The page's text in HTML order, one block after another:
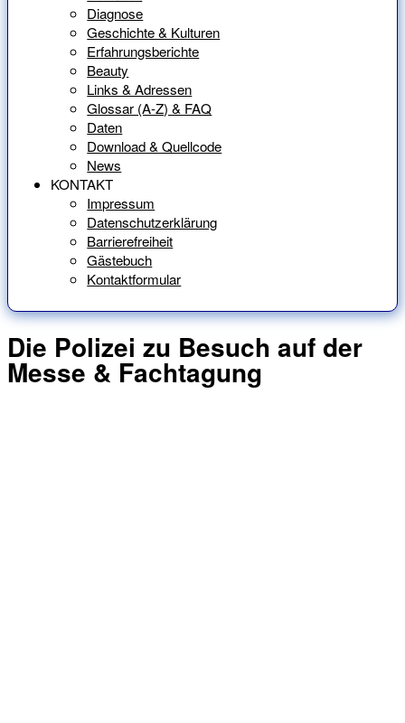
Diagnose
Geschichte & Kulturen
Erfahrungsberichte
Beauty
Links & Adressen
Glossar (A-Z) & FAQ
Daten
Download & Quellcode
News
KONTAKT
Impressum
Datenschutzerklärung
Barrierefreiheit
Gästebuch
Kontaktformular
Die Polizei zu Besuch auf der
Messe & Fachtagung